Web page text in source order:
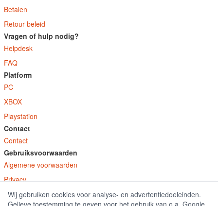
Betalen
Retour beleid
Vragen of hulp nodig?
Helpdesk
FAQ
Platform
PC
XBOX
Playstation
Contact
Contact
Gebruiksvoorwaarden
Algemene voorwaarden
Privacy
© E-Keys B.V. 2026
Wij gebruiken cookies voor analyse- en advertentiedoeleinden.
Gelieve toestemming te geven voor het gebruik van o.a. Google